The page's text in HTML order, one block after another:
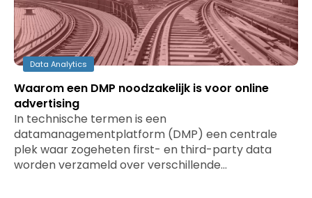
Data Analytics
Waarom een DMP noodzakelijk is voor online
advertising
In technische termen is een
datamanagementplatform (DMP) een centrale
plek waar zogeheten first- en third-party data
worden verzameld over verschillende…